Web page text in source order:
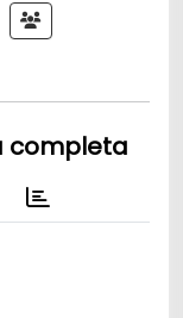
completa